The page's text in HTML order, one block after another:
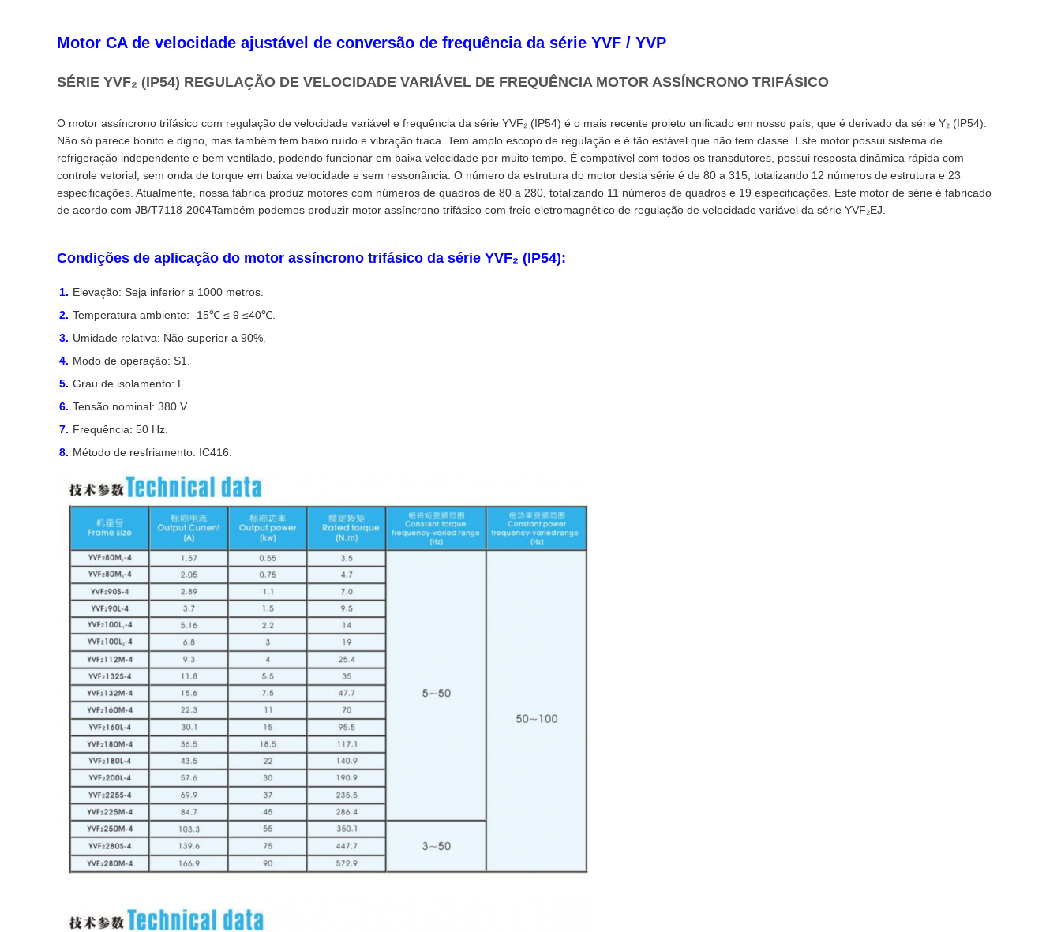
Motor CA de velocidade ajustável de conversão de frequência da série YVF / YVP
SÉRIE YVF₂ (IP54) REGULAÇÃO DE VELOCIDADE VARIÁVEL DE FREQUÊNCIA MOTOR ASSÍNCRONO TRIFÁSICO
O motor assíncrono trifásico com regulação de velocidade variável e frequência da série YVF₂ (IP54) é o mais recente projeto unificado em nosso país, que é derivado da série Y₂ (IP54).
Não só parece bonito e digno, mas também tem baixo ruído e vibração fraca. Tem amplo escopo de regulação e é tão estável que não tem classe. Este motor possui sistema de
refrigeração independente e bem ventilado, podendo funcionar em baixa velocidade por muito tempo. É compatível com todos os transdutores, possui resposta dinâmica rápida com
controle vetorial, sem onda de torque em baixa velocidade e sem ressonância. O número da estrutura do motor desta série é de 80 a 315, totalizando 12 números de estrutura e 23
especificações. Atualmente, nossa fábrica produz motores com números de quadros de 80 a 280, totalizando 11 números de quadros e 19 especificações. Este motor de série é fabricado
de acordo com JB/T7118-2004Também podemos produzir motor assíncrono trifásico com freio eletromagnético de regulação de velocidade variável da série YVF₂EJ.
Condições de aplicação do motor assíncrono trifásico da série YVF₂ (IP54):
Elevação: Seja inferior a 1000 metros.
Temperatura ambiente: -15℃ ≤ θ ≤40℃.
Umidade relativa: Não superior a 90%.
Modo de operação: S1.
Grau de isolamento: F.
Tensão nominal: 380 V.
Frequência: 50 Hz.
Método de resfriamento: IC416.